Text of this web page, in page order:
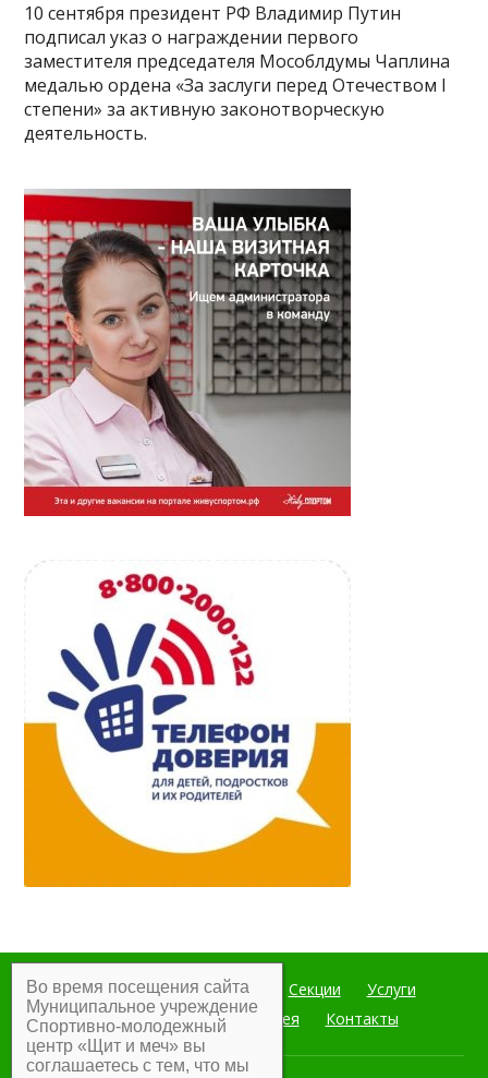
10 сентября президент РФ Владимир Путин
подписал указ о награждении первого
заместителя председателя Мособлдумы Чаплина
медалью ордена «За заслуги перед Отечеством I
степени» за активную законотворческую
деятельность.
Главная Мероприятия Секции
Услуги
Документы
Фотогалерея Контакты
Во время посещения сайта
Муниципальное учреждение
Спортивно-молодежный
центр «Щит и меч» вы
соглашаетесь с тем, что мы